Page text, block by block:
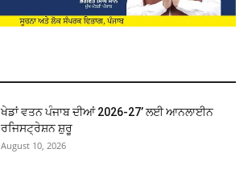
ਖੇਡਾਂ ਵਤਨ ਪੰਜਾਬ ਦੀਆਂ 2026-27’ ਲਈ ਆਨਲਾਈਨ
ਰਜਿਸਟ੍ਰੇਸ਼ਨ ਸ਼ੁਰੂ
August 10, 2026